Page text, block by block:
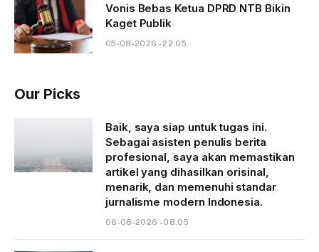
Vonis Bebas Ketua DPRD NTB Bikin
Kaget Publik
05-08-2026 - 22.05
Our Picks
Baik, saya siap untuk tugas ini.
Sebagai asisten penulis berita
profesional, saya akan memastikan
artikel yang dihasilkan orisinal,
menarik, dan memenuhi standar
jurnalisme modern Indonesia.
06-08-2026 - 08.05